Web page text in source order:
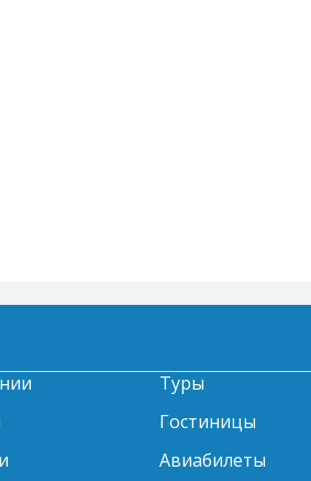
Туры
Гостиницы
Авиабилеты